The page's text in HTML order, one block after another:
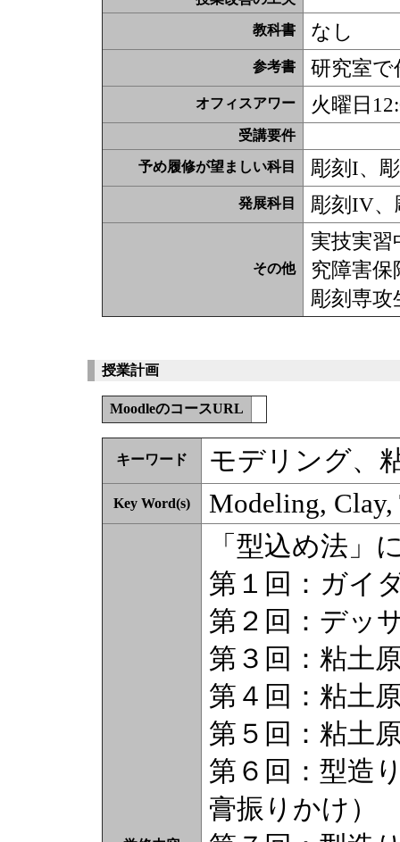
教科書 なし
参考書 研究室
オフィスアワー 火曜日
受講要件
予め履修が望ましい科目 彫刻I、
発展科目 彫刻IV、
その他
実技実
究障害
彫刻専
授業計画
MoodleのコースURL
キーワード モデリング、
Key Word(s) Modeling, Clay,
「型込め法」
第１回：ガイ
第２回：デッ
第３回：粘土
第４回：粘土
第５回：粘土
第６回：型造
膏振りかけ）